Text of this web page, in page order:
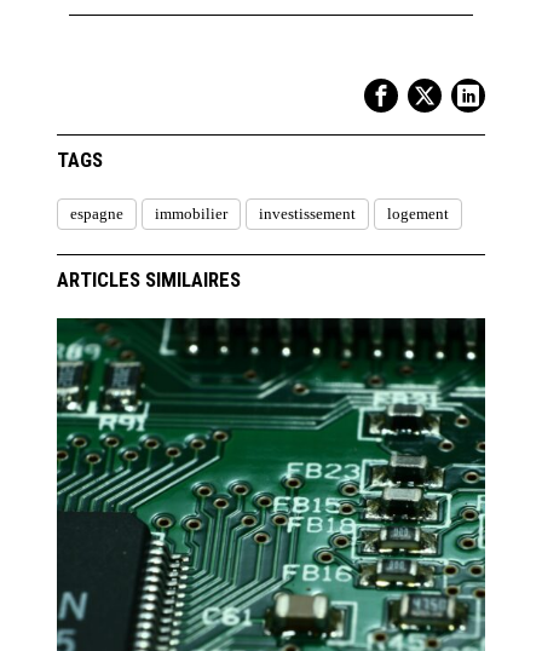
TAGS
espagne immobilier investissement logement
ARTICLES SIMILAIRES